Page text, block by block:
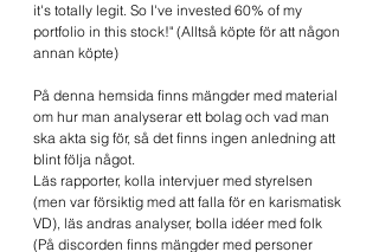
it's totally legit. So I've invested 60% of my
portfolio in this stock!" (Alltså köpte för att någon
annan köpte)
På denna hemsida finns mängder med material
om hur man analyserar ett bolag och vad man
ska akta sig för, så det finns ingen anledning att
blint följa något.
Läs rapporter, kolla intervjuer med styrelsen
(men var försiktig med att falla för en karismatisk
VD), läs andras analyser, bolla idéer med folk
(På discorden finns mängder med personer